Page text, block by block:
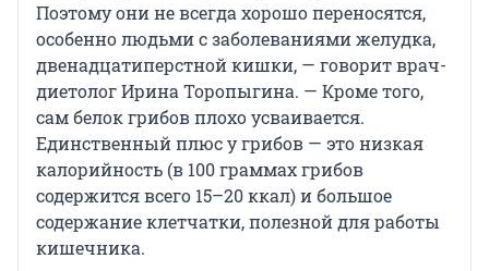
Поэтому они не всегда хорошо переносятся,
особенно людьми с заболеваниями желудка,
двенадцатиперстной кишки, — говорит врач-
диетолог Ирина Торопыгина. — Кроме того,
сам белок грибов плохо усваивается.
Единственный плюс у грибов — это низкая
калорийность (в 100 граммах грибов
содержится всего 15–20 ккал) и большое
содержание клетчатки, полезной для работы
кишечника.